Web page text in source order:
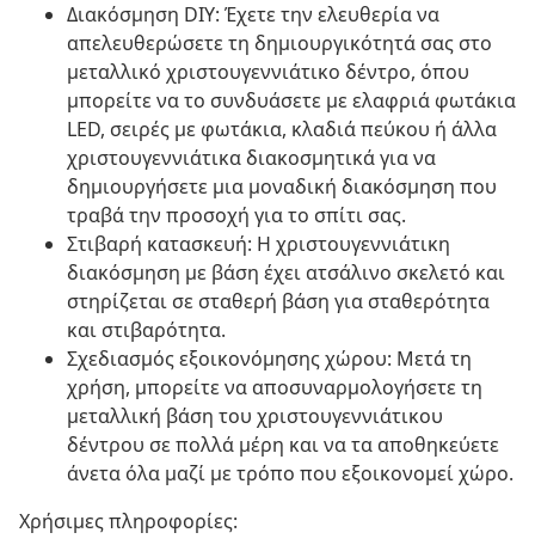
Διακόσμηση DIY: Έχετε την ελευθερία να
απελευθερώσετε τη δημιουργικότητά σας στο
μεταλλικό χριστουγεννιάτικο δέντρο, όπου
μπορείτε να το συνδυάσετε με ελαφριά φωτάκια
LED, σειρές με φωτάκια, κλαδιά πεύκου ή άλλα
χριστουγεννιάτικα διακοσμητικά για να
δημιουργήσετε μια μοναδική διακόσμηση που
τραβά την προσοχή για το σπίτι σας.
Στιβαρή κατασκευή: Η χριστουγεννιάτικη
διακόσμηση με βάση έχει ατσάλινο σκελετό και
στηρίζεται σε σταθερή βάση για σταθερότητα
και στιβαρότητα.
Σχεδιασμός εξοικονόμησης χώρου: Μετά τη
χρήση, μπορείτε να αποσυναρμολογήσετε τη
μεταλλική βάση του χριστουγεννιάτικου
δέντρου σε πολλά μέρη και να τα αποθηκεύετε
άνετα όλα μαζί με τρόπο που εξοικονομεί χώρο.
Χρήσιμες πληροφορίες: